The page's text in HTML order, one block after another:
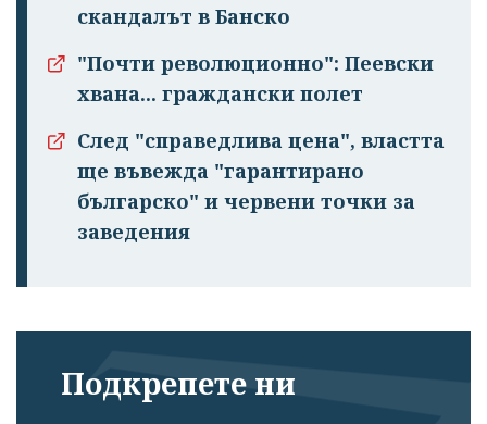
скандалът в Банско
"Почти революционно": Пеевски
хвана... граждански полет
След "справедлива цена", властта
ще въвежда "гарантирано
българско" и червени точки за
заведения
Подкрепете ни